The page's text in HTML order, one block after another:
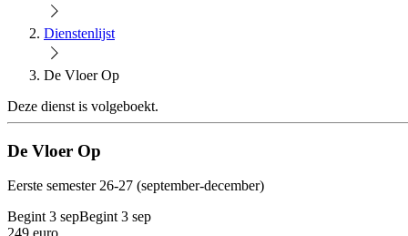
Dienstenlijst
De Vloer Op
Deze dienst is volgeboekt.
De Vloer Op
Eerste semester 26-27 (september-december)
Begint 3 sepBegint 3 sep